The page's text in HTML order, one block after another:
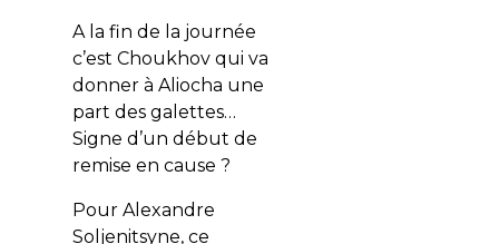
A la fin de la journée
c’est Choukhov qui va
donner à Aliocha une
part des galettes…
Signe d’un début de
remise en cause ?
Pour Alexandre
Soljenitsyne, ce